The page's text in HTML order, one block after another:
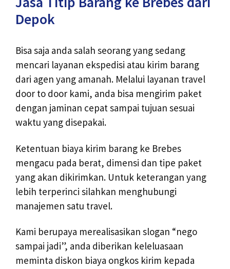
Depok
Bisa saja anda salah seorang yang sedang
mencari layanan ekspedisi atau kirim barang
dari agen yang amanah. Melalui layanan travel
door to door kami, anda bisa mengirim paket
dengan jaminan cepat sampai tujuan sesuai
waktu yang disepakai.
Ketentuan biaya kirim barang ke Brebes
mengacu pada berat, dimensi dan tipe paket
yang akan dikirimkan. Untuk keterangan yang
lebih terperinci silahkan menghubungi
manajemen satu travel.
Kami berupaya merealisasikan slogan “nego
sampai jadi”, anda diberikan keleluasaan
meminta diskon biaya ongkos kirim kepada